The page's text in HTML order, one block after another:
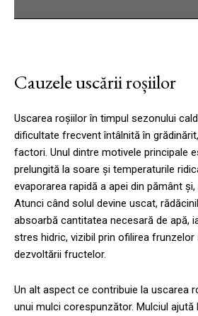
Cauzele uscării roșiilor
Uscarea roșiilor în timpul sezonului
dificultate frecvent întâlnită în
factori. Unul dintre motivele principale
prelungită la soare și temperaturile
evaporarea rapidă a apei din pământ
Atunci când solul devine uscat,
absoarbă cantitatea necesară de apă,
stres hidric, vizibil prin ofilirea frunzelor
dezvoltării fructelor.
Un alt aspect ce contribuie la uscarea
unui mulci corespunzător. Mulciul